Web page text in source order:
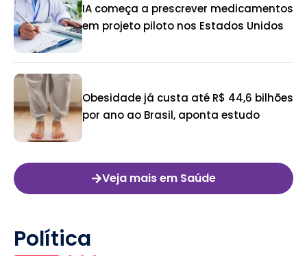
IA começa a prescrever medicamentos
em projeto piloto nos Estados Unidos
Obesidade já custa até R$ 44,6 bilhões
por ano ao Brasil, aponta estudo
Veja mais em Saúde
Política